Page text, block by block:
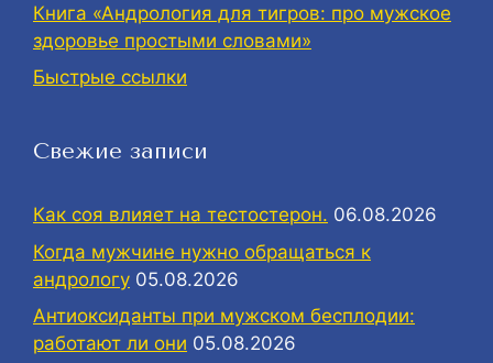
Книга «Андрология для тигров: про мужское
здоровье простыми словами»
Быстрые ссылки
Свежие записи
Как соя влияет на тестостерон. 06.08.2026
Когда мужчине нужно обращаться к
андрологу 05.08.2026
Антиоксиданты при мужском бесплодии:
работают ли они 05.08.2026